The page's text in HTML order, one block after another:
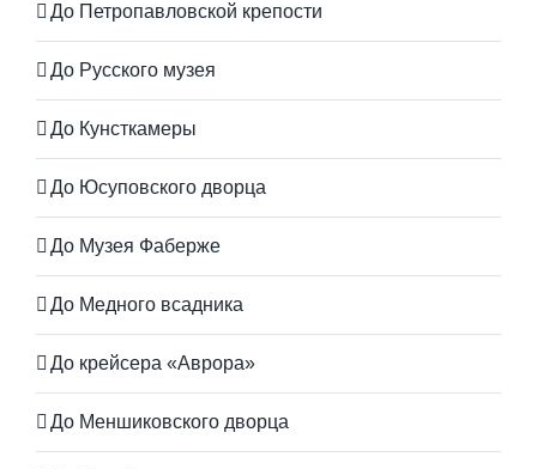
До Петропавловской крепости
До Русского музея
До Кунсткамеры
До Юсуповского дворца
До Музея Фаберже
До Медного всадника
До крейсера «Аврора»
До Меншиковского дворца